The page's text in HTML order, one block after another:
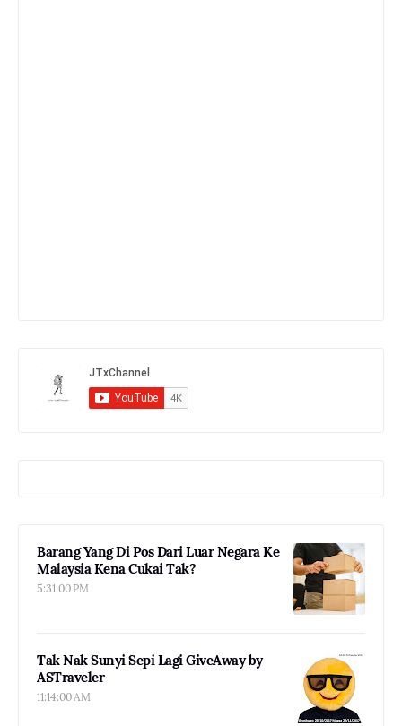
Barang Yang Di Pos Dari Luar Negara Ke
Malaysia Kena Cukai Tak?
5:31:00 PM
Tak Nak Sunyi Sepi Lagi GiveAway by
ASTraveler
11:14:00 AM